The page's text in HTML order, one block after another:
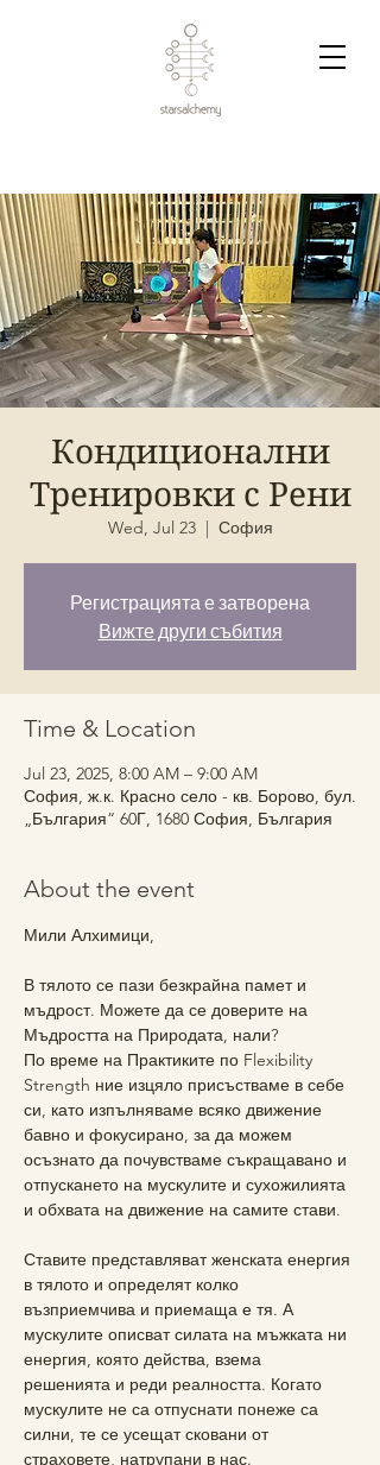
Кондиционални
Тренировки с Рени
Wed, Jul 23
  |
София
Регистрацията е затворена
Вижте други събития
Time & Location
Jul 23, 2025, 8:00 AM – 9:00 AM
София, ж.к. Красно село - кв. Борово, бул.
„България“ 60Г, 1680 София, България
About the event
Мили Алхимици,
В тялото се пази безкрайна памет и
мъдрост. Можете да се доверите на
Мъдростта на Природата, нали?
По време на Практиките по Flexibility
Strength ние изцяло присъстваме в себе
си, като изпълняваме всяко движение
бавно и фокусирано, за да можем
осъзнато да почувстваме съкращавано и
отпускането на мускулите и сухожилията
и обхвата на движение на самите стави.
Ставите представляват женската енергия
в тялото и определят колко
възприемчива и приемаща е тя. А
мускулите описват силата на мъжката ни
енергия, която действа, взема
решенията и реди реалността. Когато
мускулите не са отпуснати понеже са
силни, те се усещат сковани от
страховете, натрупани в нас.